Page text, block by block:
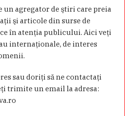
un agregator de ştiri care preia
şi articole din surse de
în atenţia publicului. Aici veţi
internaţionale, de interes
sau doriţi să ne contactaţi
trimite un email la adresa: